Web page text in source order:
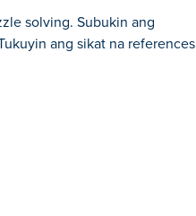
solving. Subukin ang
ang sikat na references
ng mga nakakatawang
para sa iyong tagumpay?